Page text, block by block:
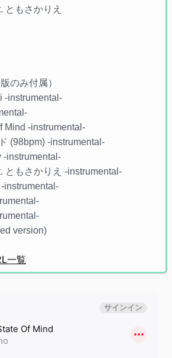
ともさかりえ
のみ付属）
-instrumental-
Mind -instrumental-
(98bpm) -instrumental-
-instrumental-
ともさかりえ -instrumental-
instrumental-
version)
一覧